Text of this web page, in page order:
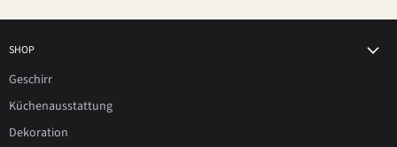
SHOP
Geschirr
Küchenausstattung
Dekoration